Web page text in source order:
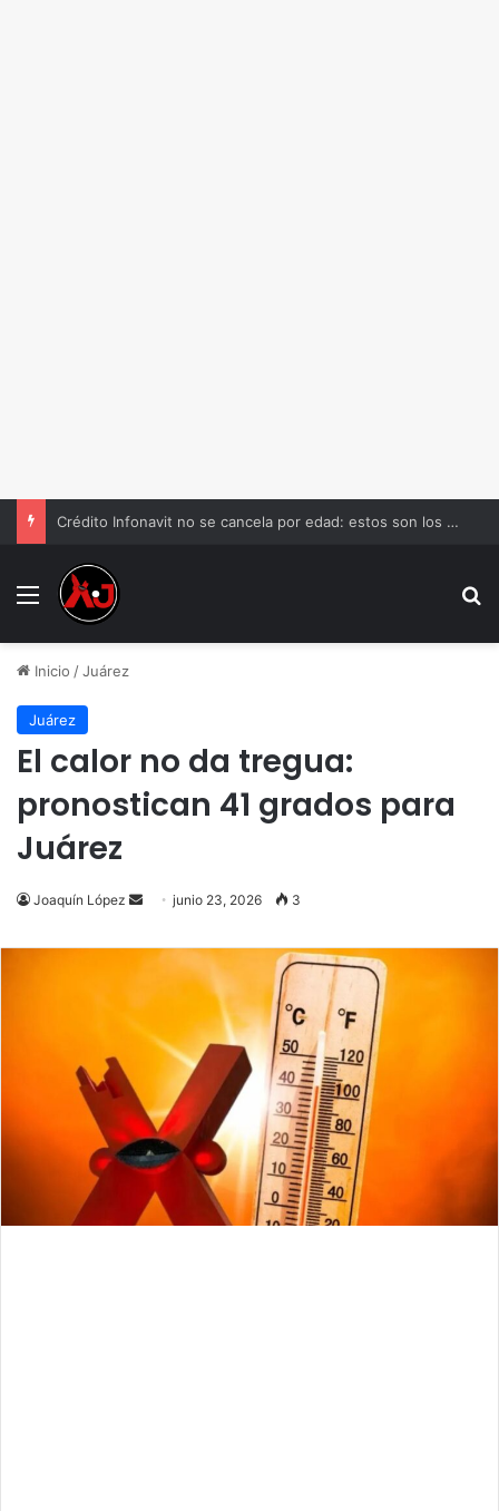
Crédito Infonavit no se cancela por edad: estos son los límites de pago
Menu
Inicio /Juárez
Juárez
El calor no da tregua:
pronostican 41 grados para
Juárez
Joaquín López
Send
email
junio 23, 2026 3